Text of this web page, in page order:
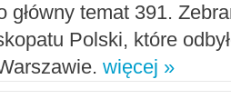
główny temat 391.
Polski, które
więcej »